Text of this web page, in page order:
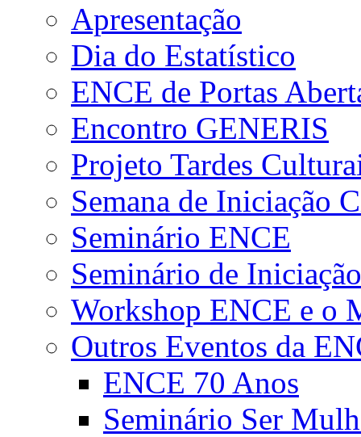
Apresentação
Dia do Estatístico
ENCE de Portas
Encontro GENERIS
Projeto Tardes
Semana de Iniciação
Seminário ENCE
Seminário de
Workshop ENCE e o
Outros Eventos da
ENCE 70 Anos
Seminário Ser